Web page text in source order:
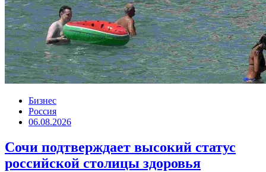
Бизнес
Россия
06.08.2026
Сочи подтверждает высокий статус
российской столицы здоровья